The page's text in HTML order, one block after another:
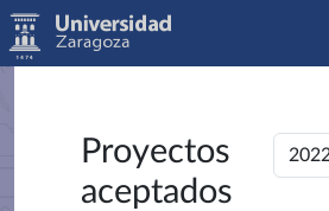
Proyectos
aceptados